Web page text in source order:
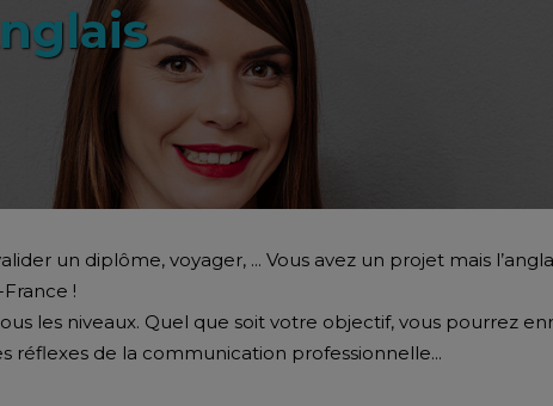
un diplôme, voyager, ... Vous avez un projet mais
!
les niveaux. Quel que soit votre objectif, vous pourrez
de la communication professionnelle...